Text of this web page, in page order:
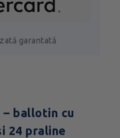
garantată
ballotin cu
24 praline